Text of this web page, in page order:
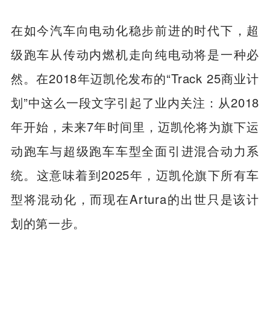
在如今汽车向电动化稳步前进的时代下，超
级跑车从传动内燃机走向纯电动将是一种必
然。在2018年迈凯伦发布的“Track 25商业计
划”中这么一段文字引起了业内关注：从2018
年开始，未来7年时间里，迈凯伦将为旗下运
动跑车与超级跑车车型全面引进混合动力系
统。这意味着到2025年，迈凯伦旗下所有车
型将混动化，而现在Artura的出世只是该计
划的第一步。